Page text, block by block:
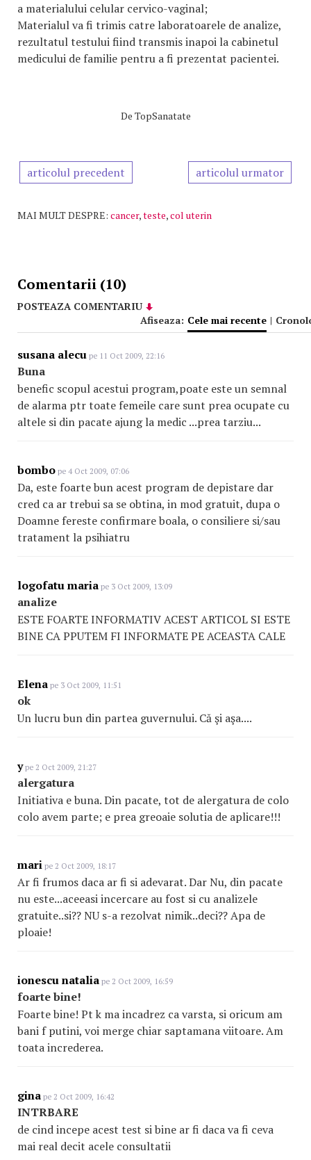
a materialului celular cervico-vaginal;
Materialul va fi trimis catre laboratoarele de analize,
rezultatul testului fiind transmis inapoi la cabinetul
medicului de familie pentru a fi prezentat pacientei.
De TopSanatate
articolul precedent articolul urmator
MAI MULT DESPRE: cancer,teste,col uterin
Comentarii (10)
POSTEAZA COMENTARIU
Afiseaza: Cele mai recente |
susana alecu pe 11 Oct 2009, 22:16
Buna
benefic scopul acestui program,poate este un semnal
de alarma ptr toate femeile care sunt prea ocupate cu
altele si din pacate ajung la medic ...prea tarziu...
bombo pe 4 Oct 2009, 07:06
Da, este foarte bun acest program de depistare dar
cred ca ar trebui sa se obtina, in mod gratuit, dupa o
Doamne fereste confirmare boala, o consiliere si/sau
tratament la psihiatru
logofatu maria pe 3 Oct 2009, 13:09
analize
ESTE FOARTE INFORMATIV ACEST ARTICOL SI ESTE
BINE CA PPUTEM FI INFORMATE PE ACEASTA CALE
Elena pe 3 Oct 2009, 11:51
ok
Un lucru bun din partea guvernului. Că şi aşa....
ype 2 Oct 2009, 21:27
alergatura
Initiativa e buna. Din pacate, tot de alergatura de colo
colo avem parte; e prea greoaie solutia de aplicare!!!
mari pe 2 Oct 2009, 18:17
Ar fi frumos daca ar fi si adevarat. Dar Nu, din pacate
nu este...aceeasi incercare au fost si cu analizele
gratuite..si?? NU s-a rezolvat nimik..deci?? Apa de
ploaie!
ionescu natalia pe 2 Oct 2009, 16:59
foarte bine!
Foarte bine! Pt k ma incadrez ca varsta, si oricum am
bani f putini, voi merge chiar saptamana viitoare. Am
toata increderea.
gina pe 2 Oct 2009, 16:42
INTRBARE
de cind incepe acest test si bine ar fi daca va fi ceva
mai real decit acele consultatii